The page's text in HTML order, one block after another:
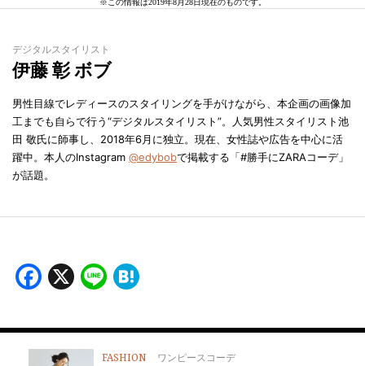
※この情報は2019年8月28日現在のものです。
デジタルスタイリスト
伊藤 彰 ボブ
男性目線でレディースのスタイリングを手がけながら、本企画の画像加
工までも自らで行う“デジタルスタイリスト”。人気男性スタイリスト池
田 敬氏に師事し、2018年6月に独立。現在、女性誌や広告を中心に活
躍中。本人のInstagram @edybobで掲載する「#勝手にZARAコーデ」
が話題。
Facebook
X Line
FASHION ワンピースコーデ